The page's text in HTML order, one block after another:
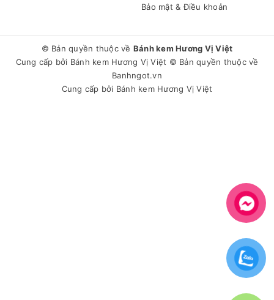
Bảo mật & Điều khoản
© Bản quyền thuộc về Bánh kem Hương Vị Việt
Cung cấp bởi Bánh kem Hương Vị Việt © Bản quyền thuộc về
Banhngot.vn
Cung cấp bởi Bánh kem Hương Vị Việt